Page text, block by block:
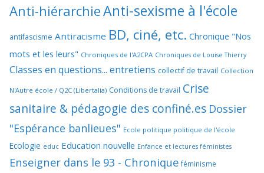
Anti-hiérarchieAnti-sexisme à l'école
antifascisme Antiracisme BD, ciné, etc. Chronique "Nos
mots et les leurs" Chroniques de l'A2CPA Chroniques de Louise Thierry
Classes en questions... entretiens collectif de travail Collection
N'Autre école / Q2C (Libertalia) Conditions de travail Crise
sanitaire & pédagogie des confiné.es Dossier
"Espérance banlieues" Ecole politique politique de l'école
Ecologie educ Education nouvelle Enfance et lectures féministes
Enseigner dans le 93 - Chronique féminisme